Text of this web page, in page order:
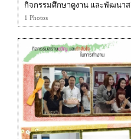
กิจกรรมศึกษาดูงาน และพัฒนาส
1 Photos